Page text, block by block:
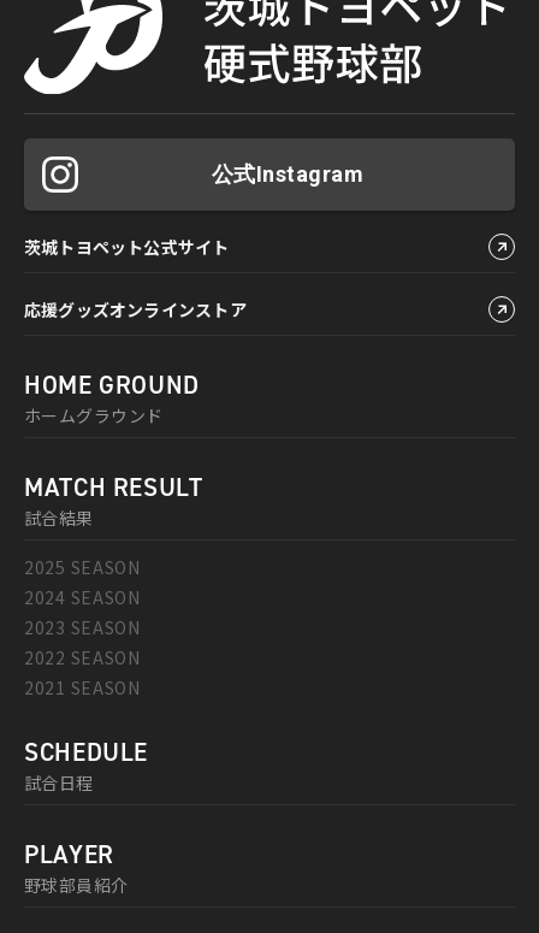
公式Instagram
茨城トヨペット公式サイト
応援グッズオンラインストア
HOME GROUND
ホームグラウンド
MATCH RESULT
試合結果
2025 SEASON
2024 SEASON
2023 SEASON
2022 SEASON
2021 SEASON
SCHEDULE
試合日程
PLAYER
野球部員紹介